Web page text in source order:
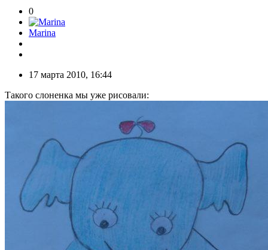
0
Marina
17 марта 2010, 16:44
Такого слоненка мы уже рисовали: